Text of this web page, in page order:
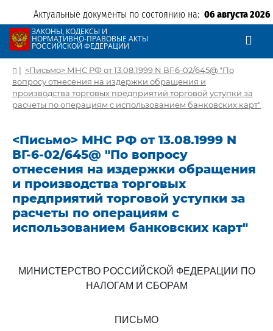
Актуальные документы по состоянию на: 06 августа 2026
ЗАКОНЫ, КОДЕКСЫ И
НОРМАТИВНО-ПРАВОВЫЕ АКТЫ
РОССИЙСКОЙ ФЕДЕРАЦИИ
| <Письмо> МНС РФ от 13.08.1999 N ВГ-6-02/645@ "По
вопросу отнесения на издержки обращения и
производства торговых предприятий торговой уступки за
расчеты по операциям с использованием банковских карт"
<Письмо> МНС РФ от 13.08.1999 N
ВГ-6-02/645@ "По вопросу
отнесения на издержки обращения
и производства торговых
предприятий торговой уступки за
расчеты по операциям с
использованием банковских карт"
МИНИСТЕРСТВО РОССИЙСКОЙ ФЕДЕРАЦИИ ПО
НАЛОГАМ И СБОРАМ
ПИСЬМО